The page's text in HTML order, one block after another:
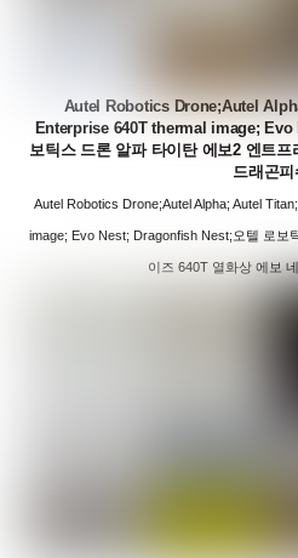
Autel Robotics Drone;Autel
Enterprise 640T thermal image;
보틱스 드론 알파 타이탄 에보2 엔트
드래곤피
Autel Robotics Drone;Autel Alpha; Autel
image; Evo Nest; Dragonfish Nest;오텔 로보
이즈 640T 열화상 에보